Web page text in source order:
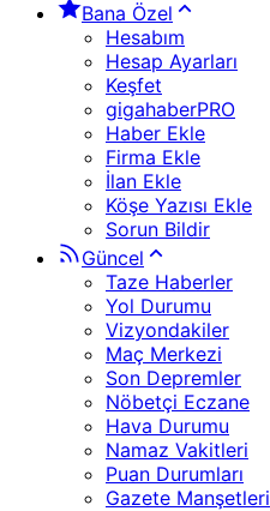
Bana Özel
Hesabım
Hesap Ayarları
Keşfet
gigahaberPRO
Haber Ekle
Firma Ekle
İlan Ekle
Köşe Yazısı Ekle
Sorun Bildir
Güncel
Taze Haberler
Yol Durumu
Vizyondakiler
Maç Merkezi
Son Depremler
Nöbetçi Eczane
Hava Durumu
Namaz Vakitleri
Puan Durumları
Gazete Manşetleri